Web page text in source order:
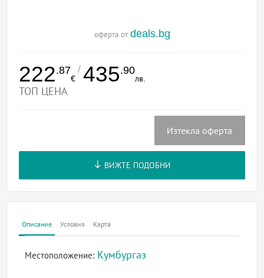
оферта от deals.bg
222.87
€
/ 435.90
лв.
ТОП ЦЕНА
Изтекла оферта
ВИЖТЕ ПОДОБНИ
Описание Условия Карта
Местоположение: Кумбургаз